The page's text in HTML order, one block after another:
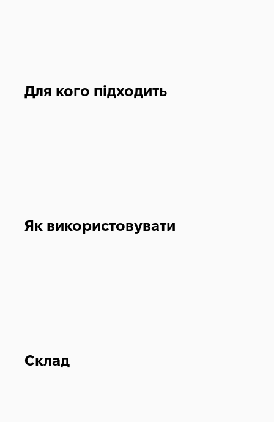
Для кого підходить
Як використовувати
Склад